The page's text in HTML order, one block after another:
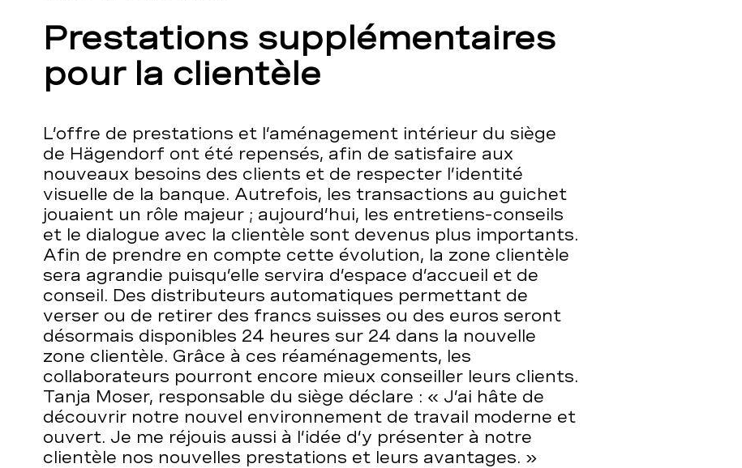
Prestations supplémentaires
pour la clientèle
L’offre de prestations et l’aménagement intérieur du siège
de Hägendorf ont été repensés, afin de satisfaire aux
nouveaux besoins des clients et de respecter l’identité
visuelle de la banque. Autrefois, les transactions au guichet
jouaient un rôle majeur ; aujourd’hui, les entretiens-conseils
et le dialogue avec la clientèle sont devenus plus importants.
Afin de prendre en compte cette évolution, la zone clientèle
sera agrandie puisqu’elle servira d’espace d’accueil et de
conseil. Des distributeurs automatiques permettant de
verser ou de retirer des francs suisses ou des euros seront
désormais disponibles 24 heures sur 24 dans la nouvelle
zone clientèle. Grâce à ces réaménagements, les
collaborateurs pourront encore mieux conseiller leurs clients.
Tanja Moser, responsable du siège déclare : « J’ai hâte de
découvrir notre nouvel environnement de travail moderne et
ouvert. Je me réjouis aussi à l’idée d’y présenter à notre
clientèle nos nouvelles prestations et leurs avantages. »